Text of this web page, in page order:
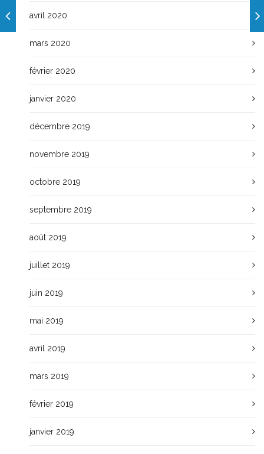
avril 2020
mars 2020
février 2020
janvier 2020
décembre 2019
novembre 2019
octobre 2019
septembre 2019
août 2019
juillet 2019
juin 2019
mai 2019
avril 2019
mars 2019
février 2019
janvier 2019